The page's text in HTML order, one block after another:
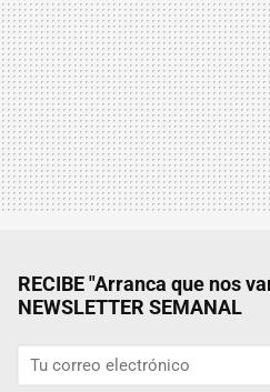
RECIBE "Arranca que nos
NEWSLETTER SEMANAL